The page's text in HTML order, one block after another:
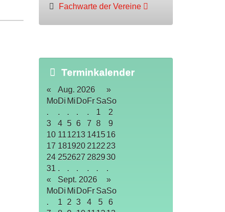
Fachwarte der Vereine
Terminkalender
« Aug. 2026
»
MoDi Mi DoFr SaSo
.
. . . . 1
2
3
4 5 6 7 8
9
10 111213 1415 16
17 181920 2122 23
24 252627 282930
31 . . . . .
.
«
Sept. 2026
»
MoDi Mi DoFr SaSo
.
1 2 3 4 5
6